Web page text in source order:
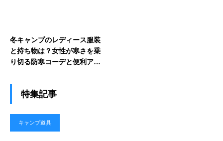
冬キャンプのレディース服装
と持ち物は？女性が寒さを乗
り切る防寒コーデと便利アイ
特集記事
キャンプ道具